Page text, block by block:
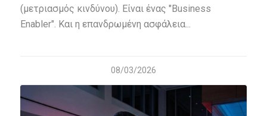
(μετριασμός κινδύνου). Είναι ένας "Business
Enabler". Και η επανδρωμένη ασφάλεια...
08/03/2026